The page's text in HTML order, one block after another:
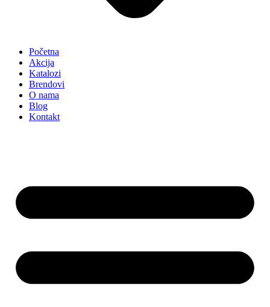
Početna
Akcija
Katalozi
Brendovi
O nama
Blog
Kontakt